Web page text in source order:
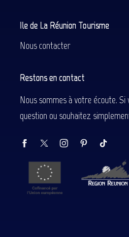
Ile de La Réunion Tourisme
Nous contacter
Restons en contact
Nous sommes à votre écoute. Si
question ou souhaitez